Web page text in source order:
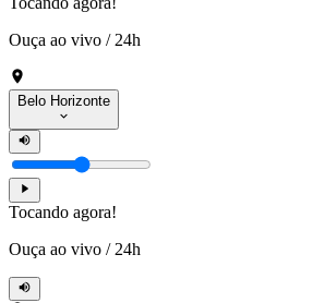
Ouça ao vivo / 24h
Belo Horizonte
Tocando agora!
Ouça ao vivo / 24h